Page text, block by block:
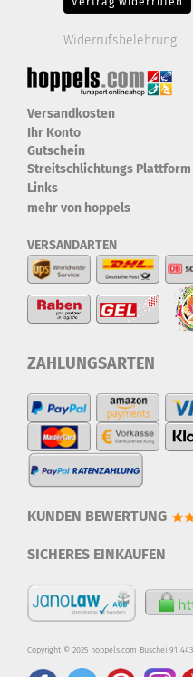
Widerrufsbelehrung
Versandkosten
Ihr Konto
Gutschein
Streitschlichtungs Plattform
Links
mehr von hoppels
VERSANDARTEN
ZAHLUNGSARTEN
KUNDEN BEWERTUNG
SICHERES EINKAUFEN
Copyright © 2025 hoppels.com Buschei 91